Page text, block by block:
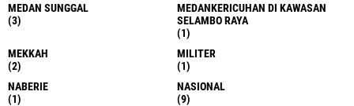
MEDAN SUNGGAL
(3)
MEDANKERICUHAN DI KAWASAN
SELAMBO RAYA
(1)
MEKKAH
(2)
MILITER
(1)
NABERIE
(1)
NASIONAL
(9)